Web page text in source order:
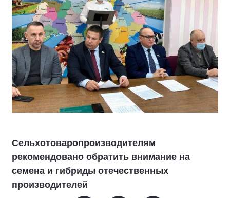
Сельхотоваропроизводителям
рекомендовано обратить внимание на
семена и гибриды отечественных
производителей